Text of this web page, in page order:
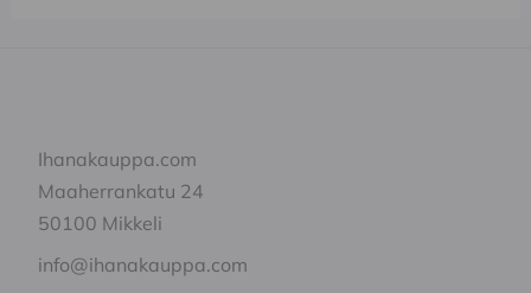
Ihanakauppa.com
Maaherrankatu 24
50100 Mikkeli
info@ihanakauppa.com